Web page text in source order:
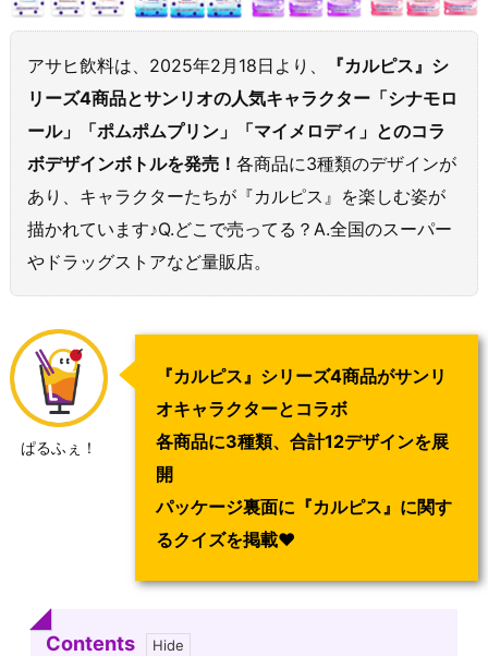
アサヒ飲料は、2025年2月18日より、
『カルピス』シ
リーズ4商品とサンリオの人気キャラクター「シナモロ
ール」「ポムポムプリン」「マイメロディ」とのコラ
ボデザインボトルを発売！ 各商品に3種類のデザインが
あり、キャラクターたちが『カルピス』を楽しむ姿が
描かれています♪Q.どこで売ってる？A.全国のスーパー
やドラッグストアなど量販店。
ぱるふぇ！
『カルピス』シリーズ4商品がサンリ
オキャラクターとコラボ
各商品に3種類、合計12デザインを展
開
パッケージ裏面に『カルピス』に関す
るクイズを掲載♥
Contents